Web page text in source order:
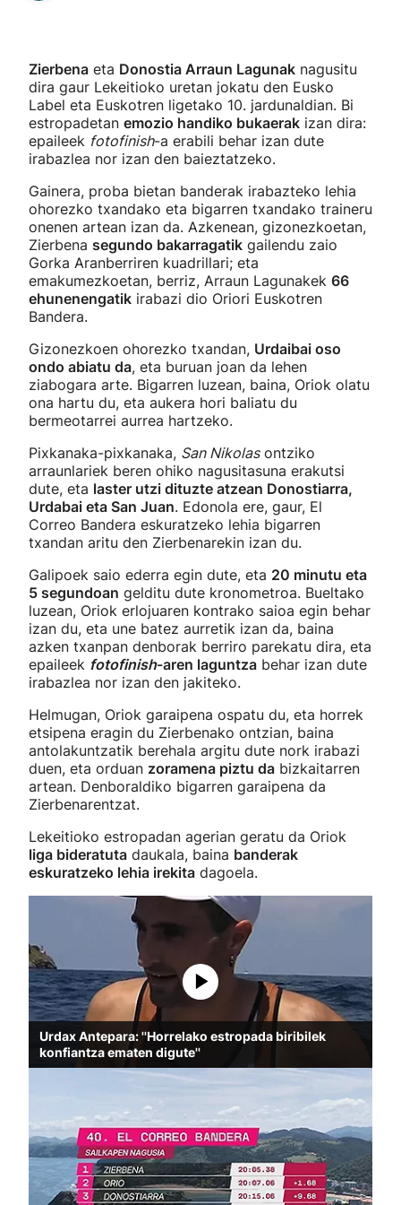
Zierbena eta Donostia Arraun Lagunak nagusitu
dira gaur Lekeitioko uretan jokatu den Eusko
Label eta Euskotren ligetako 10. jardunaldian. Bi
estropadetan emozio handiko bukaerak izan dira:
epaileek fotofinish-a erabili behar izan dute
irabazlea nor izan den baieztatzeko.
Gainera, proba bietan banderak irabazteko lehia
ohorezko txandako eta bigarren txandako traineru
onenen artean izan da. Azkenean, gizonezkoetan,
Zierbena segundo bakarragatik gailendu zaio
Gorka Aranberriren kuadrillari; eta
emakumezkoetan, berriz, Arraun Lagunakek 66
ehunenengatik irabazi dio Oriori Euskotren
Bandera.
Gizonezkoen ohorezko txandan, Urdaibai oso
ondo abiatu da, eta buruan joan da lehen
ziabogara arte. Bigarren luzean, baina, Oriok olatu
ona hartu du, eta aukera hori baliatu du
bermeotarrei aurrea hartzeko.
Pixkanaka-pixkanaka, San Nikolasontziko
arraunlariek beren ohiko nagusitasuna erakutsi
dute, eta laster utzi dituzte atzean Donostiarra,
Urdabai eta San Juan. Edonola ere, gaur, El
Correo Bandera eskuratzeko lehia bigarren
txandan aritu den Zierbenarekin izan du.
Galipoek saio ederra egin dute, eta 20 minutu eta
5 segundoan gelditu dute kronometroa. Bueltako
luzean, Oriok erlojuaren kontrako saioa egin behar
izan du, eta une batez aurretik izan da, baina
azken txanpan denborak berriro parekatu dira, eta
epaileek fotofinish-aren laguntza behar izan dute
irabazlea nor izan den jakiteko.
Helmugan, Oriok garaipena ospatu du, eta horrek
etsipena eragin du Zierbenako ontzian, baina
antolakuntzatik berehala argitu dute nork irabazi
duen, eta orduan zoramena piztu da bizkaitarren
artean. Denboraldiko bigarren garaipena da
Zierbenarentzat.
Lekeitioko estropadan agerian geratu da Oriok
liga bideratuta daukala, baina banderak
eskuratzeko lehia irekita dagoela.
Urdax Antepara: ''Horrelako estropada biribilek
konfiantza ematen digute''